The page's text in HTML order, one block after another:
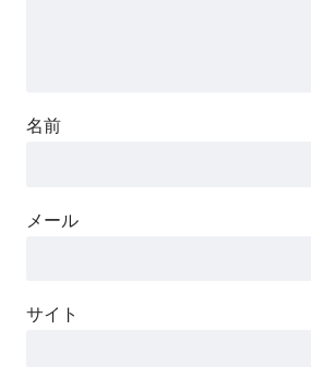
名前
メール
サイト